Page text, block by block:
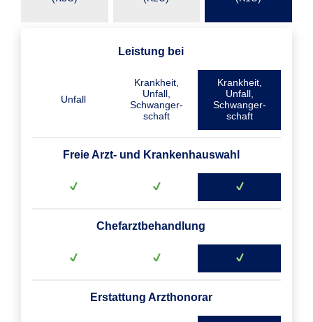
Leistung bei
Unfall
Krankheit,
Unfall,
Schwanger­
schaft
Krankheit,
Unfall,
Schwanger­
schaft
Freie Arzt- und Krankenhauswahl
Chefarztbehandlung
Erstattung Arzthonorar